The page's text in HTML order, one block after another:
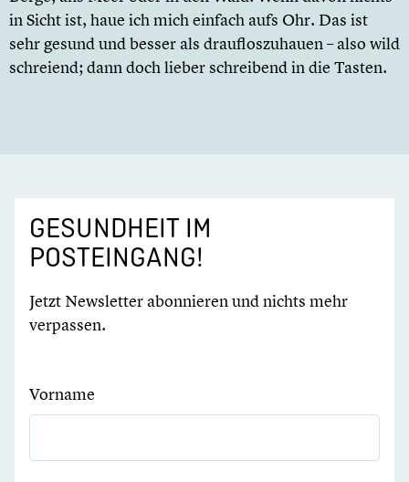
in Sicht ist, haue ich mich einfach aufs Ohr. Das ist
sehr gesund und besser als draufloszuhauen – also wild
schreiend; dann doch lieber schreibend in die Tasten.
GESUNDHEIT IM
POSTEINGANG!
Jetzt Newsletter abonnieren und nichts mehr
verpassen.
Vorname